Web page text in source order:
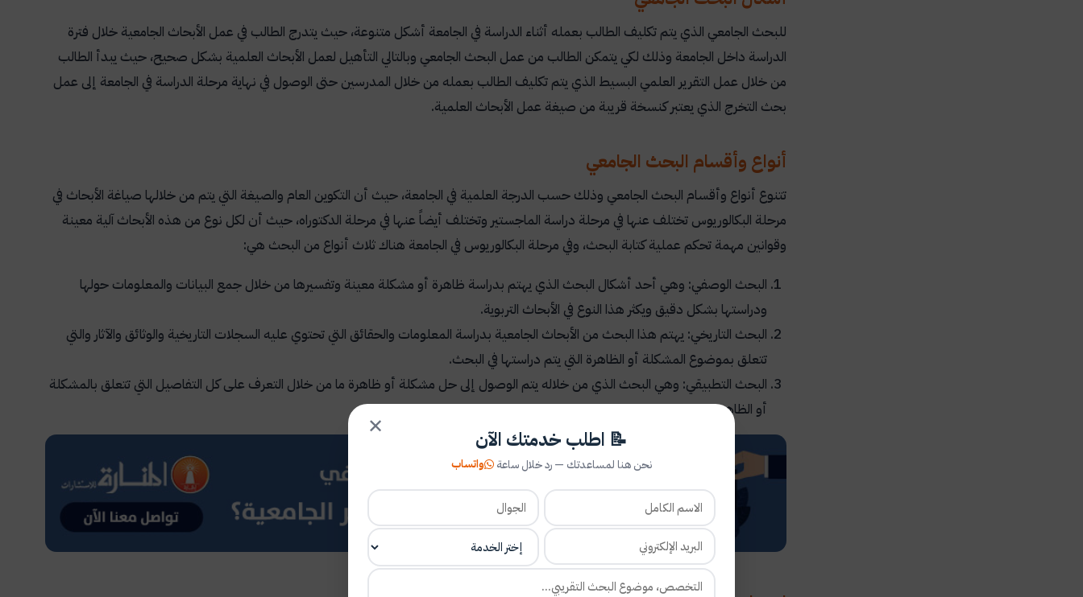
للبحث الجامعي الذي يتم تكليف الطالب بعمله أثناء الدراسة في الجامعة أشكل متنوعة، حيث يتدرج الطالب في عمل الأبحاث الجامعية خلال فترة
الدراسة داخل الجامعة وذلك لكي يتمكن الطالب من عمل البحث الجامعي وبالتالي التأهيل لعمل الأبحاث العلمية بشكل صحيح، حيث يبدأ الطالب
من خلال عمل التقرير العلمي البسيط الذي يتم تكليف الطالب بعمله من خلال المدرسين حتى الوصول في نهاية مرحلة الدراسة في الجامعة إلى عمل
بحث التخرج الذي يعتبر كنسخة قريبة من صيغة عمل الأبحاث العلمية.
أنواع وأقسام البحث الجامعي
تتنوع أنواع وأقسام البحث الجامعي وذلك حسب الدرجة العلمية في الجامعة، حيث أن التكوين العام والصيغة التي يتم من خلالها صياغة الأبحاث في
مرحلة البكالوريوس تختلف عنها في مرحلة دراسة الماجستير وتختلف أيضاً عنها في مرحلة الدكتوراه، حيث أن لكل نوع من هذه الأبحاث آلية معينة
وقوانين مهمة تحكم عملية كتابة البحث، وفي مرحلة البكالوريوس في الجامعة هناك ثلاث أنواع من البحث هي:
البحث الوصفي: وهي أحد أشكال البحث الذي يهتم بدراسة ظاهرة أو مشكلة معينة وتفسيرها من خلال جمع البيانات والمعلومات حولها
ودراستها بشكل دقيق ويكثر هذا النوع في الأبحاث التربوية.
البحث التاريخي: يهتم هذا البحث من الأبحاث الجامعية بدراسة المعلومات والحقائق التي تحتوي عليه السجلات التاريخية والوثائق والآثار والتي
تتعلق بموضوع المشكلة أو الظاهرة التي يتم دراستها في البحث.
البحث التطبيقي: وهي البحث الذي من خلاله يتم الوصول إلى حل مشكلة أو ظاهرة ما من خلال التعرف على كل التفاصيل التي تتعلق بالمشكلة
أو الظاهرة.
✕
📝 اطلب خدمتك الآن
نحن هنا لمساعدتك — رد خلال ساعة واتساب